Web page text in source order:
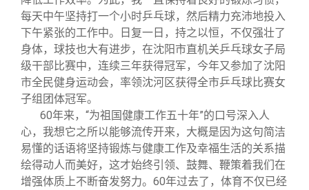
每天中午坚持打一个小时乒乓球，然后精力充沛地投入
下午紧张的工作中。日复一日，持之以恒，不仅强壮了
身体，球技也大有进步，在沈阳市直机关乒乓球女子局
级干部比赛中，连续三年获得冠军，今年又参加了沈阳
市全民健身运动会，率领沈河区获得全市乒乓球比赛女
子组团体冠军。
60年来，“为祖国健康工作五十年”的口号深入人
心，我想它之所以能够流传开来，大概是因为这句简洁
易懂的话语将坚持锻炼与健康工作及幸福生活的关系描
绘得动人而美好，这才始终引领、鼓舞、鞭策着我们在
增强体质上不断奋发努力。60年过去了，体育不仅已经